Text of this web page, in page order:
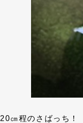
20㎝程のさばっち！